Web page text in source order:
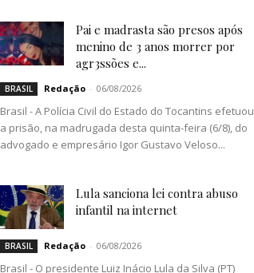
Pai e madrasta são presos após
menino de 3 anos morrer por
agr3ssões e...
BRASIL Redação - 06/08/2026
Brasil - A Polícia Civil do Estado do Tocantins efetuou
a prisão, na madrugada desta quinta-feira (6/8), do
advogado e empresário Igor Gustavo Veloso...
Lula sanciona lei contra abuso
infantil na internet
BRASIL Redação - 06/08/2026
Brasil - O presidente Luiz Inácio Lula da Silva (PT)